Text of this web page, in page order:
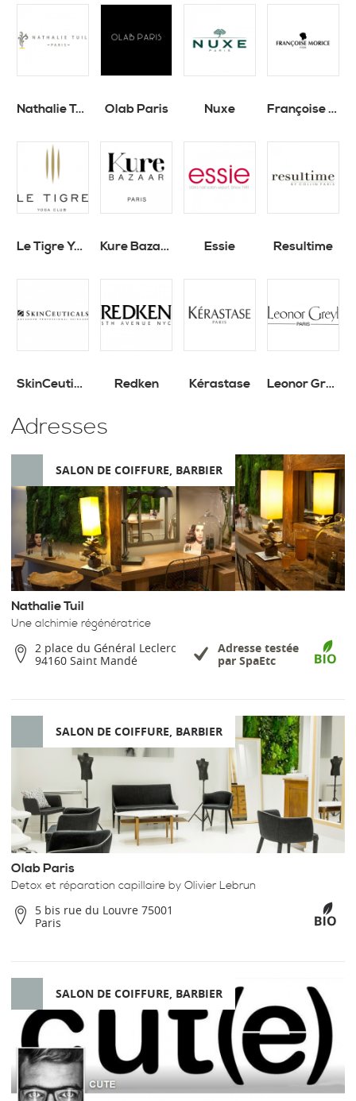
Nathalie Tuil Paris Olab Paris Nuxe Françoise Morice
Le Tigre Yoga Club & Spa Kure Bazaar Essie Resultime
SkinCeuticals Redken Kérastase Leonor Greyl
Adresses
SALON DE COIFFURE, BARBIER
Nathalie Tuil
Une alchimie régénératrice
2 place du Général Leclerc
94160 Saint Mandé
Adresse testée
par SpaEtc
SALON DE COIFFURE, BARBIER
Olab Paris
Detox et réparation capillaire by Olivier Lebrun
5 bis rue du Louvre 75001
Paris
SALON DE COIFFURE, BARBIER